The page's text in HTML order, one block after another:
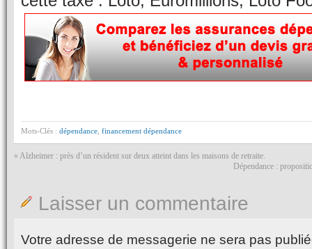
Mots-Clés : dépendance financement dépendance
« Alzheimer : près d’un résident sur deux atteint dans les maisons de retraite.
Dépendance :
Laisser un commentaire
Votre adresse de messagerie ne sera pas